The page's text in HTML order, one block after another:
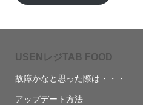
USENレジTAB FOOD
故障かなと思った際は・・・
アップデート方法